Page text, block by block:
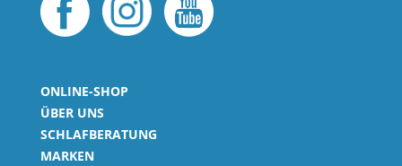
ONLINE-SHOP
ÜBER UNS
SCHLAFBERATUNG
MARKEN